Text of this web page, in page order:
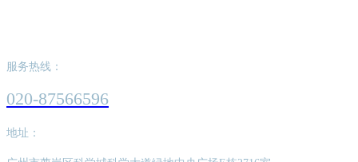
服务热线：
020-87566596
地址：